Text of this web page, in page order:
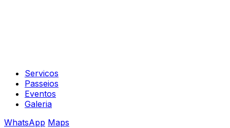
Servicos
Passeios
Eventos
Galeria
WhatsApp Maps